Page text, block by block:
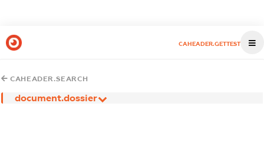
CAHEADER.GETTEST
CAHEADER.SEARCH
document.dossier